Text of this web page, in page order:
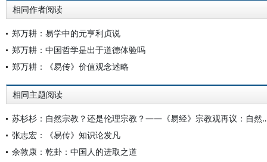
相同作者阅读
郑万耕：易学中的元亨利贞说
郑万耕：中国哲学是出于道德体验吗
郑万耕：《易传》价值观念述略
相同主题阅读
苏杉杉：自然宗教？还是伦理宗教？——《易经
张志宏：《易传》知识论发凡
余敦康：乾卦：中国人的进取之道